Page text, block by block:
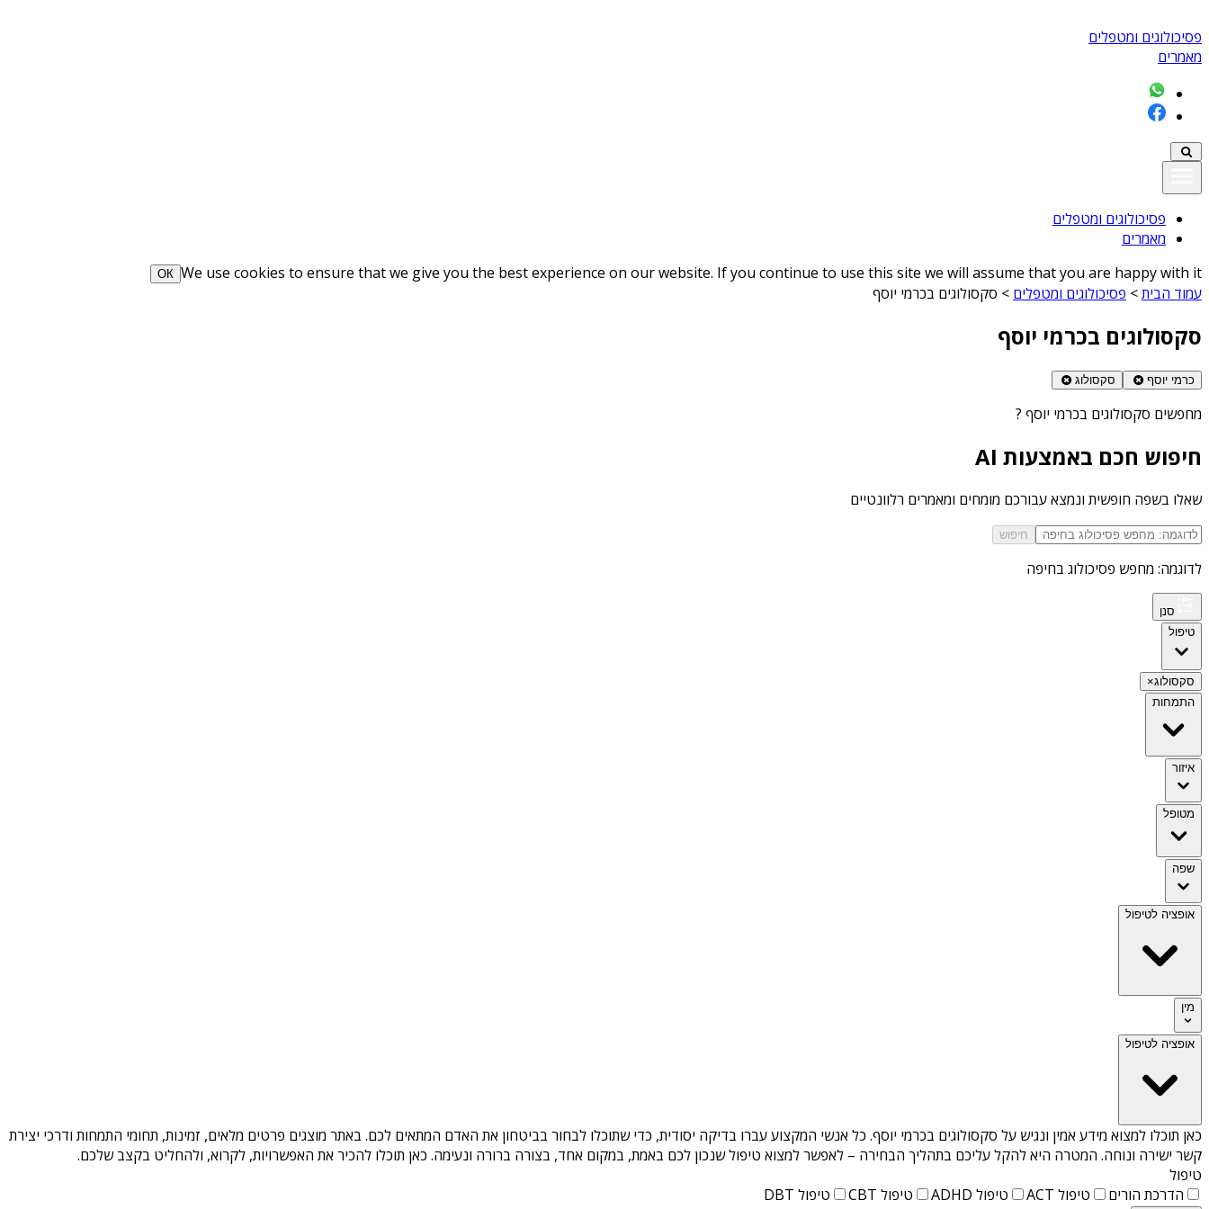
פסיכולוגים ומטפלים
מאמרים
פסיכולוגים ומטפלים
מאמרים
We use cookies to ensure that we give you the best experience on our website. If you continue to use this site we will assume that you are happy with it
ОК
עמוד הבית> פסיכולוגים ומטפלים > סקסולוגים בכרמי יוסף
סקסולוגים בכרמי יוסף
כרמי יוסף סקסולוג
מחפשים סקסולוגים בכרמי יוסף ?
חיפוש חכם באמצעות AI
שאלו בשפה חופשית ונמצא עבורכם מומחים ומאמרים רלוונטיים
חיפוש
לדוגמה: מחפש פסיכולוג בחיפה
סנן
טיפול
סקסולוג×
התמחות
איזור
מטופל
שפה
אופציה לטיפול
מין
אופציה לטיפול
כאן תוכלו למצוא מידע אמין ונגיש על סקסולוגים בכרמי יוסף. כל אנשי המקצוע עברו בדיקה יסודית, כדי שתוכלו לבחור בביטחון את האדם המתאים לכם. באתר מוצגים פרטים מלאים, זמינות, תחומי התמחות ודרכי יצירת
קשר ישירה ונוחה. המטרה היא להקל עליכם בתהליך הבחירה – לאפשר למצוא טיפול שנכון לכם באמת, במקום אחד, בצורה ברורה ונעימה. כאן תוכלו להכיר את האפשרויות, לקרוא, ולהחליט בקצב שלכם.
טיפול
הדרכת הורים
טיפול ACT טיפול ADHD טיפול CBT טיפול DBT